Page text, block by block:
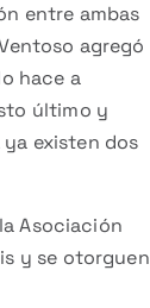
entre ambas
agregó
hace a
último y
existen dos
Asociación
y se otorguen